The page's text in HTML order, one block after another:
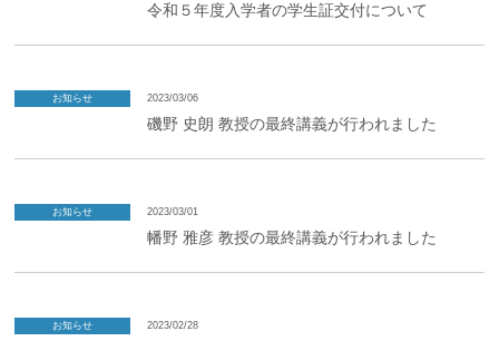
令和５年度入学者の学生証交付について
お知らせ 2023/03/06
磯野 史朗 教授の最終講義が行われました
お知らせ 2023/03/01
幡野 雅彦 教授の最終講義が行われました
お知らせ 2023/02/28